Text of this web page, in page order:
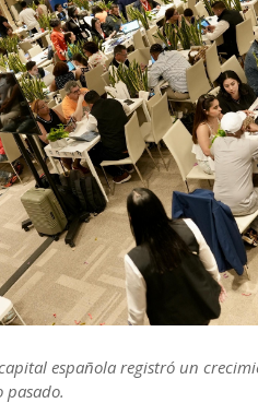
española registró un
pasado.